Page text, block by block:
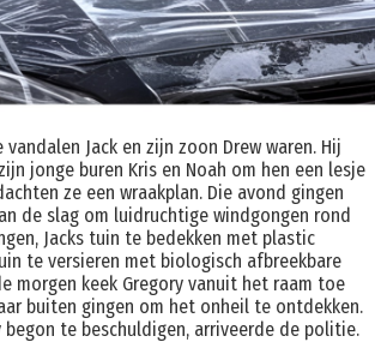
Jack en zijn zoon Drew waren. Hij
jonge buren Kris en Noah om hen een lesje
ze een wraakplan. Die avond gingen
de slag om luidruchtige windgongen rond
Jacks tuin te bedekken met plastic
te versieren met biologisch afbreekbare
morgen keek Gregory vanuit het raam toe
buiten gingen om het onheil te ontdekken.
begon te beschuldigen, arriveerde de politie.